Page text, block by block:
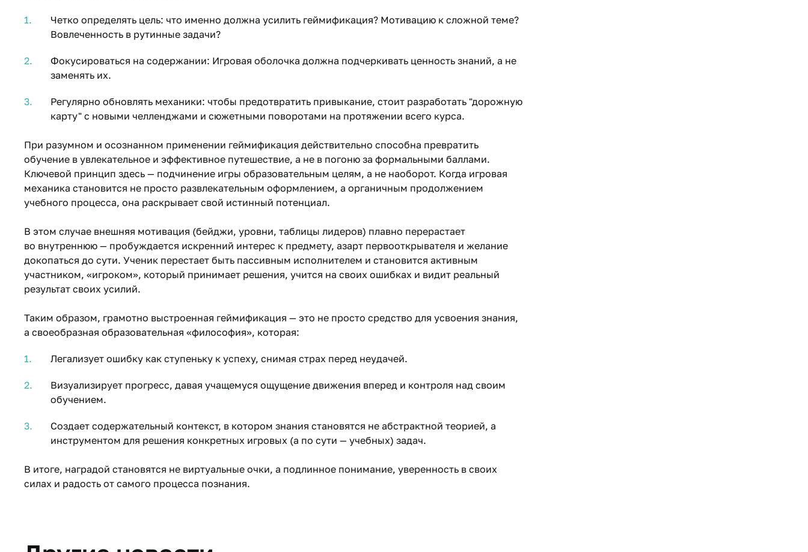
Четко определять цель: что именно должна усилить геймификация? Мотивацию к сложной теме?
Вовлеченность в рутинные задачи?
Фокусироваться на содержании: Игровая оболочка должна подчеркивать ценность знаний, а не
заменять их.
Регулярно обновлять механики: чтобы предотвратить привыкание, стоит разработать "дорожную
карту" с новыми челленджами и сюжетными поворотами на протяжении всего курса.
При разумном и осознанном применении геймификация действительно способна превратить
обучение в увлекательное и эффективное путешествие, а не в погоню за формальными баллами.
Ключевой принцип здесь — подчинение игры образовательным целям, а не наоборот. Когда игровая
механика становится не просто развлекательным оформлением, а органичным продолжением
учебного процесса, она раскрывает свой истинный потенциал.
В этом случае внешняя мотивация (бейджи, уровни, таблицы лидеров) плавно перерастает
во внутреннюю — пробуждается искренний интерес к предмету, азарт первооткрывателя и желание
докопаться до сути. Ученик перестает быть пассивным исполнителем и становится активным
участником, «игроком», который принимает решения, учится на своих ошибках и видит реальный
результат своих усилий.
Таким образом, грамотно выстроенная геймификация — это не просто средство для усвоения знания,
а своеобразная образовательная «философия», которая:
Легализует ошибку как ступеньку к успеху, снимая страх перед неудачей.
Визуализирует прогресс, давая учащемуся ощущение движения вперед и контроля над своим
обучением.
Создает содержательный контекст, в котором знания становятся не абстрактной теорией, а
инструментом для решения конкретных игровых (а по сути — учебных) задач.
В итоге, наградой становятся не виртуальные очки, а подлинное понимание, уверенность в своих
силах и радость от самого процесса познания.